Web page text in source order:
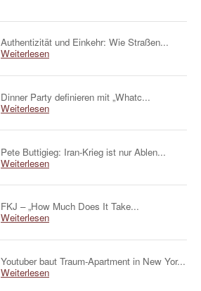
Authentizität und Einkehr: Wie Straßen...
Weiterlesen
Dinner Party definieren mit „Whatc...
Weiterlesen
Pete Buttigieg: Iran-Krieg ist nur Ablen...
Weiterlesen
FKJ – „How Much Does It Take...
Weiterlesen
Youtuber baut Traum-Apartment in New Yor...
Weiterlesen